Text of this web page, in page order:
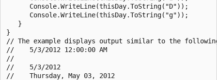
      Console.WriteLine(thisDay.ToString("D"));
      Console.WriteLine(thisDay.ToString("g"));
   }
}
// The example displays output similar to the
//    5/3/2012 12:00:00 AM
//
//    5/3/2012
//    Thursday, May 03, 2012